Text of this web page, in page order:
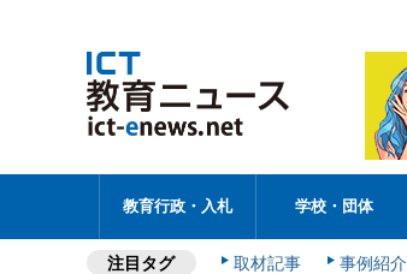
教育行政・入札 学校・団体
注目タグ 取材記事 事例紹介